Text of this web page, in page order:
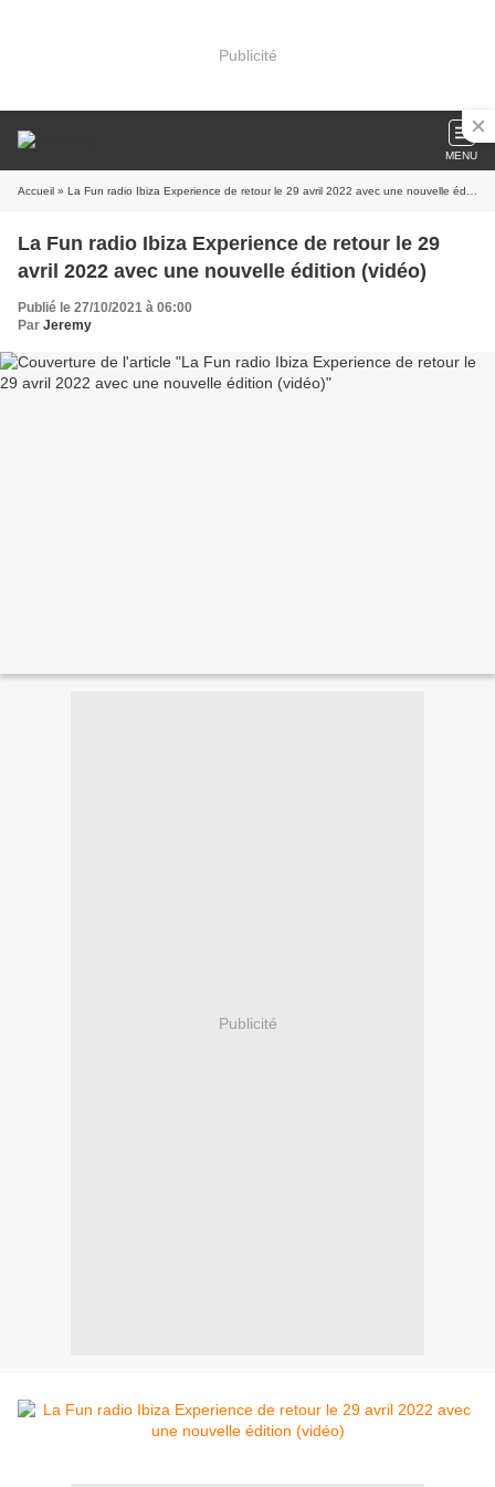
Publicité
MENU
Accueil » La Fun radio Ibiza Experience de retour le 29 avril 2022 avec une nouvelle édition (vidéo)
La Fun radio Ibiza Experience de retour le 29
avril 2022 avec une nouvelle édition (vidéo)
Publié le 27/10/2021 à 06:00
Par Jeremy
Publicité